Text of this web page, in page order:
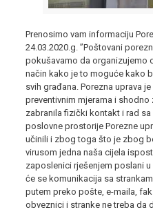
Prenosimo vam informaciju
24.03.2020.g. ”Poštovani
pokušavamo da organizujemo
način kako je to moguće kako
svih građana. Porezna uprava
preventivnim mjerama i
zabranila fizički kontakt i rad
poslovne prostorije Porezne
učinili i zbog toga što je zbog
virusom jedna naša cijela
zaposlenici rješenjem poslani
će se komunikacija sa
putem preko pošte, e-maila,
obveznici i stranke ne treba da